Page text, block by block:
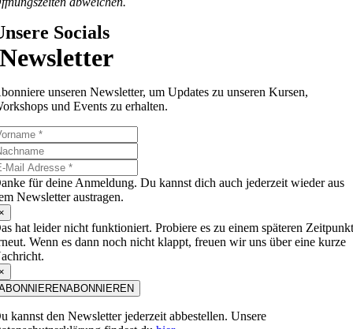
Socials
Newsletter
unseren Newsletter, um Updates zu unseren Kursen,
und Events zu erhalten.
für deine Anmeldung. Du kannst dich auch jederzeit wieder aus
Newsletter austragen.
hat leider nicht funktioniert. Probiere es zu einem späteren
Wenn es dann noch nicht klappt, freuen wir uns über eine kurze
ABONNIEREN
kannst den Newsletter jederzeit abbestellen. Unsere